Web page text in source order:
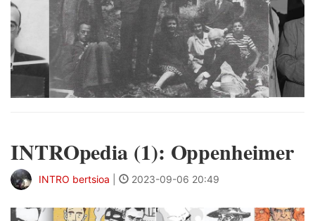
INTROpedia (1): Oppenheimer
INTRO bertsioa 2023-09-06 20:49